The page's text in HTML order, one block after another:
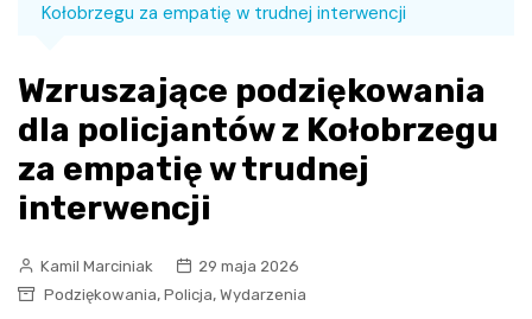
Kołobrzegu za empatię w trudnej interwencji
Wzruszające podziękowania
dla policjantów z Kołobrzegu
za empatię w trudnej
interwencji
Kamil Marciniak
29 maja 2026
Podziękowania, Policja, Wydarzenia